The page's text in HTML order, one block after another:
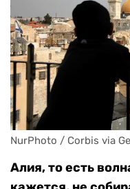
NurPhoto / Corbis via
Алия, то есть